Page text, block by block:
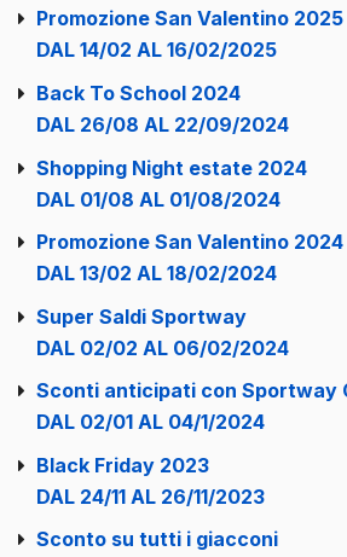
Promozione San Valentino 2025
DAL 14/02 AL 16/02/2025
Back To School 2024
DAL 26/08 AL 22/09/2024
Shopping Night estate 2024
DAL 01/08 AL 01/08/2024
Promozione San Valentino 2024
DAL 13/02 AL 18/02/2024
Super Saldi Sportway
DAL 02/02 AL 06/02/2024
Sconti anticipati con Sportway
DAL 02/01 AL 04/1/2024
Black Friday 2023
DAL 24/11 AL 26/11/2023
Sconto su tutti i giacconi